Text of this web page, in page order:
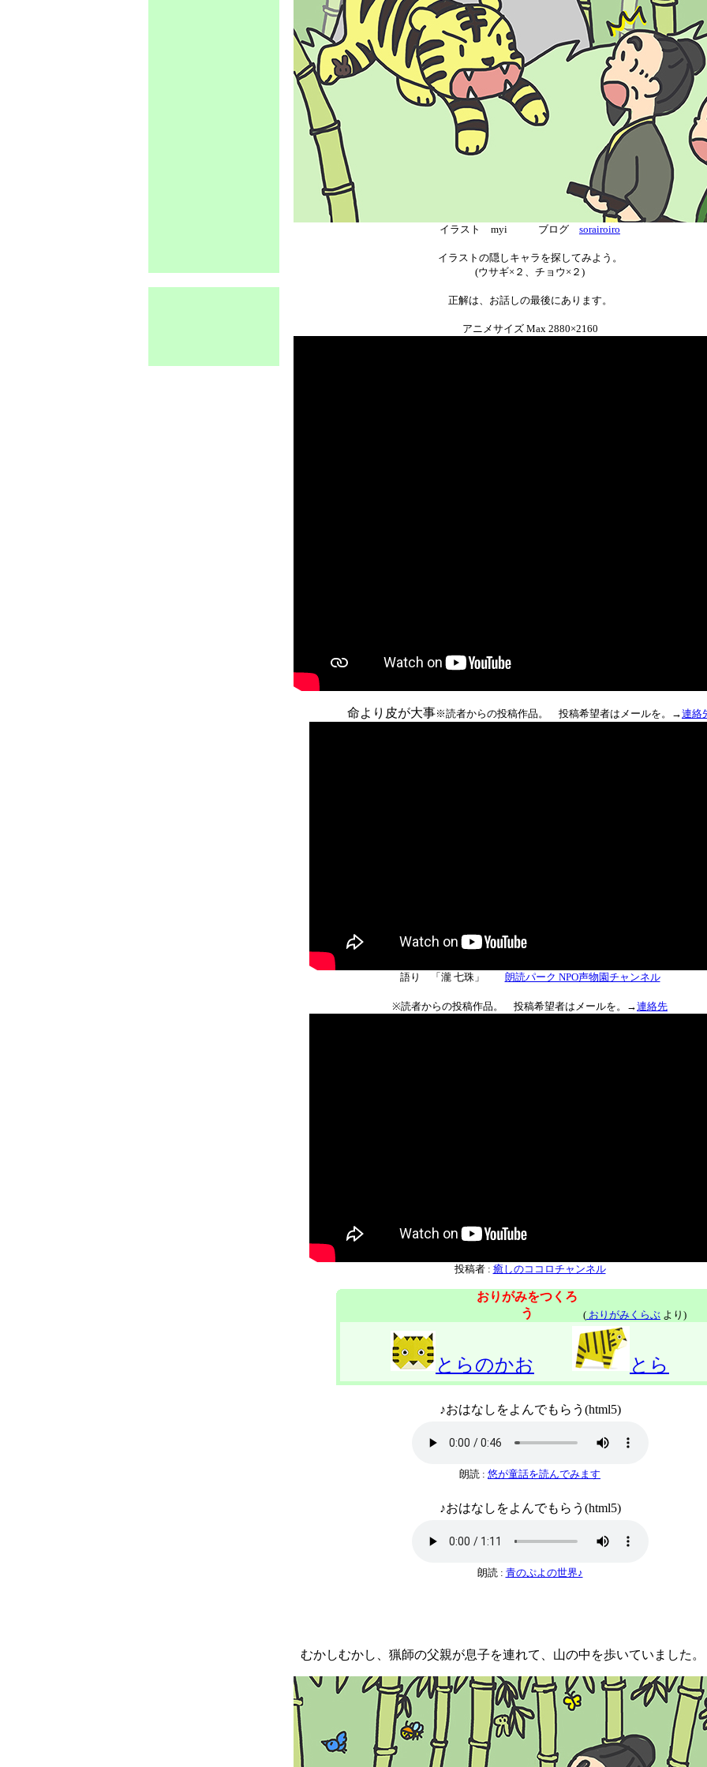
イラスト myi ブログ sorairoiro
イラストの隠しキャラを探してみよう。
(ウサギ×２、チョウ×２)
正解は、お話しの最後にあります。
アニメサイズ Max 2880×2160
命より皮が大事※読者からの投稿作品。 投稿希望者はメールを。→連絡
語り 「 瀧 七珠」 朗読パーク NPO声物園チャンネル
※読者からの投稿作品。 投稿希望者はメールを。→連絡先
投稿者 : 癒しのココロチャンネル
おりがみをつくろ
う
( おりがみくらぶ より)
とらのかお とら
♪おはなしをよんでもらう(html5)
朗読 : 悠が童話を読んでみます
♪おはなしをよんでもらう(html5)
朗読 : 青のぷよの世界♪
むかしむかし、猟師の父親が息子を連れて、山の中を歩いていました。